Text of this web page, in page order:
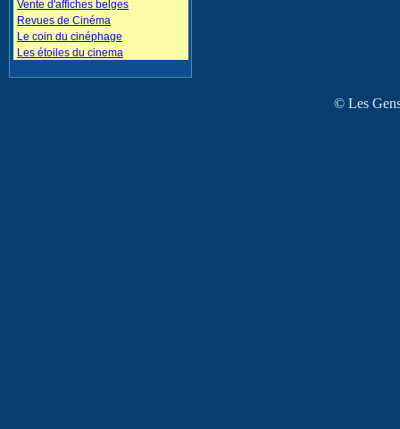
Vente d'affiches belges
Revues de Cinéma
Le coin du cinéphage
Les étoiles du cinema
© Les